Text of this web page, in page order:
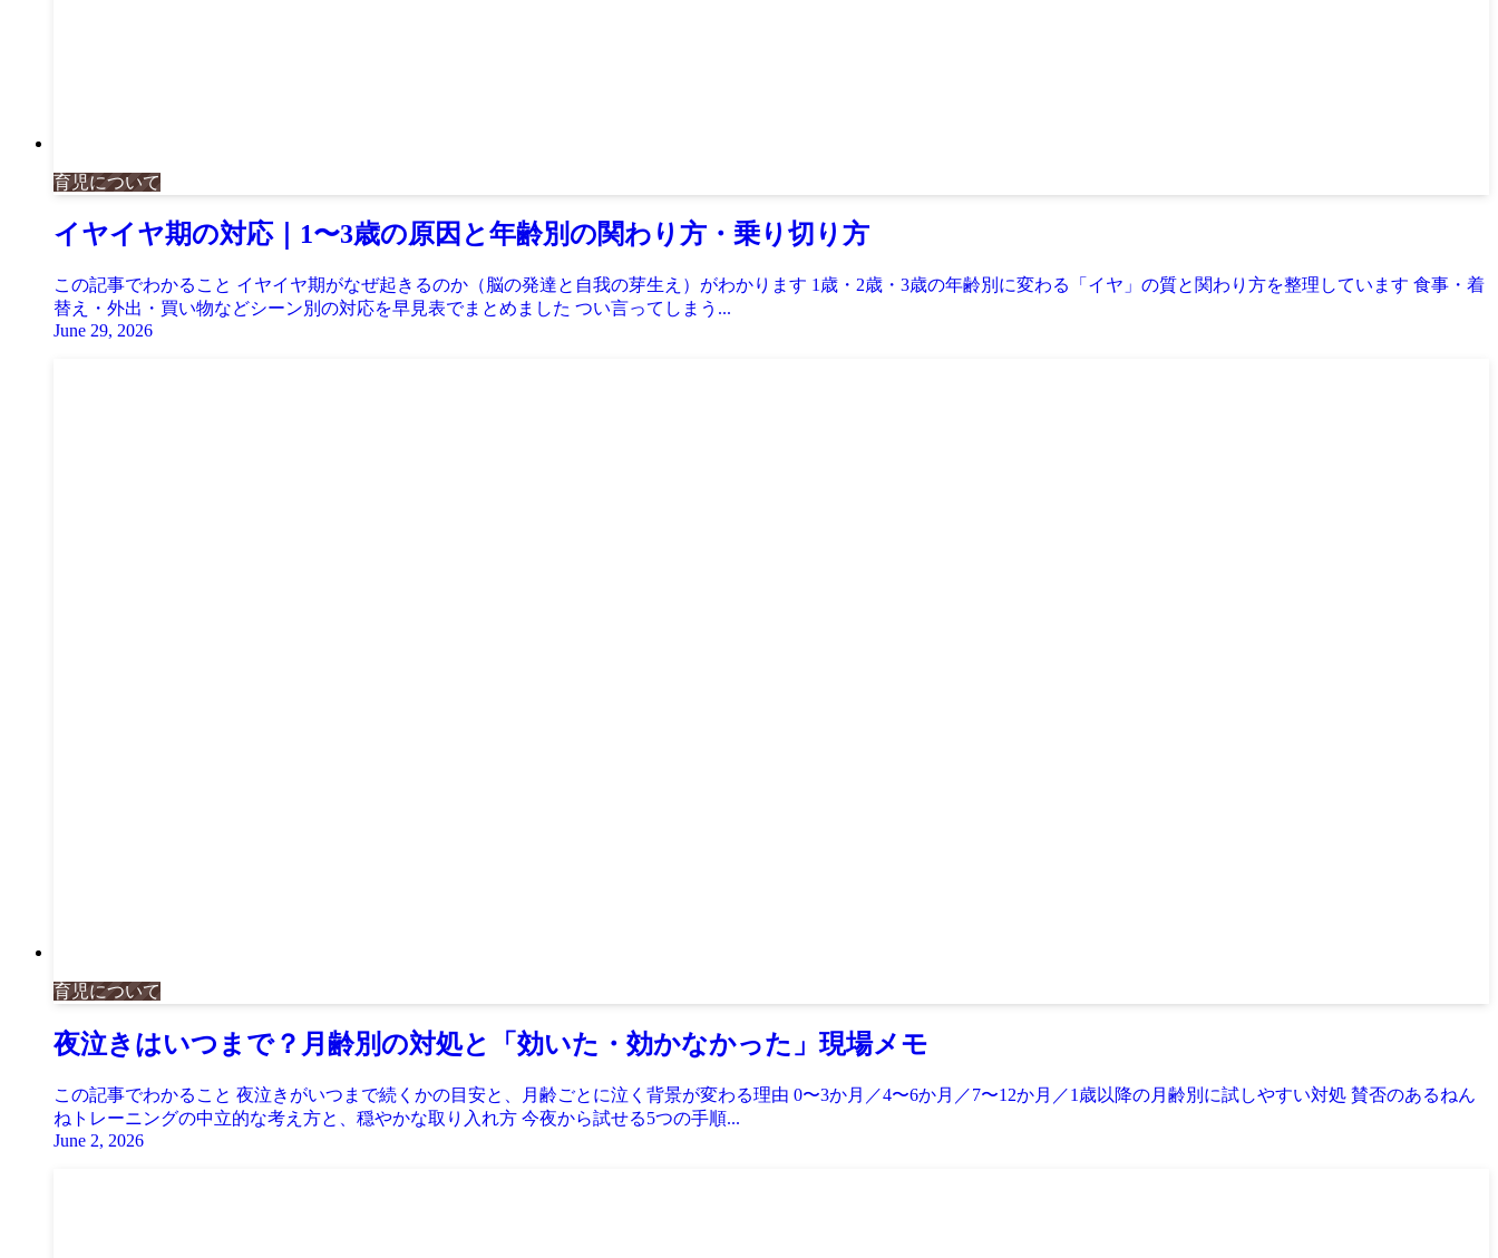
育児について
イヤイヤ期の対応｜1〜3歳の原因と年齢別の関わり方・乗り切り方
この記事でわかること イヤイヤ期がなぜ起きるのか（脳の発達と自我の芽生え）がわかります 1歳・2歳・3歳の年齢別に変わる「イヤ」の質と関わり方を整理しています 食事・着
替え・外出・買い物などシーン別の対応を早見表でまとめました つい言ってしまう...
June 29, 2026
育児について
夜泣きはいつまで？月齢別の対処と「効いた・効かなかった」現場メモ
この記事でわかること 夜泣きがいつまで続くかの目安と、月齢ごとに泣く背景が変わる理由 0〜3か月／4〜6か月／7〜12か月／1歳以降の月齢別に試しやすい対処 賛否のあるねん
ねトレーニングの中立的な考え方と、穏やかな取り入れ方 今夜から試せる5つの手順...
June 2, 2026